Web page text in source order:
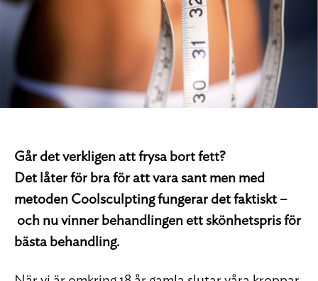
Går det verkligen att frysa bort fett?
Det låter för bra för att vara sant men med
metoden Coolsculpting fungerar det faktiskt –
och nu vinner behandlingen ett skönhetspris för
bästa behandling.